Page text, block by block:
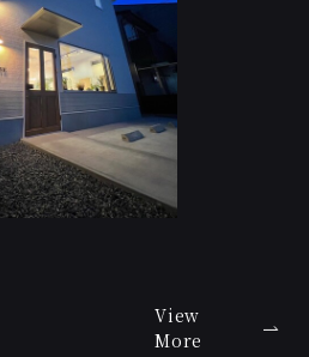
View
More